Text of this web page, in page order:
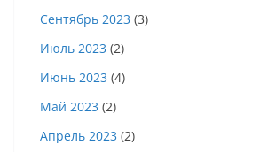
Сентябрь 2023 (3)
Июль 2023 (2)
Июнь 2023 (4)
Май 2023 (2)
Апрель 2023 (2)